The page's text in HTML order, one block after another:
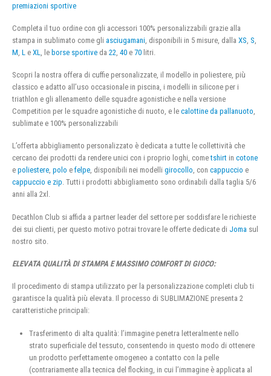
premiazioni sportive
Completa il tuo ordine con gli accessori 100% personalizzabili grazie alla
stampa in sublimato come gli asciugamani , disponibili in 5 misure, dalla XS S
M L e XL , le borse sportive da 22 40 e 70 litri.
Scopri la nostra offera di cuffie personalizzate, il modello in poliestere, più
classico e adatto all’uso occasionale in piscina, i modelli in silicone per i
triathlon e gli allenamento delle squadre agonistiche e nella versione
Competition per le squadre agonistiche di nuoto, e le calottine da pallanuoto,
sublimate e 100% personalizzabili
L’offerta abbigliamento personalizzato è dedicata a tutte le collettività che
cercano dei prodotti da rendere unici con i proprio loghi, cometshirt in cotone
e poliestere, polo e felpe, disponibili nei modelli girocollo, con cappuccio e
cappuccio e zip. Tutti i prodotti abbigliamento sono ordinabili dalla taglia 5/6
anni alla 2xl.
Decathlon Club si affida a partner leader del settore per soddisfare le richieste
dei sui clienti, per questo motivo potrai trovare le offerte dedicate di Joma sul
nostro sito.
ELEVATA QUALITÀ DI STAMPA E MASSIMO COMFORT DI GIOCO:
Il procedimento di stampa utilizzato per la personalizzazione completi club ti
garantisce la qualità più elevata. Il processo di SUBLIMAZIONE presenta 2
caratteristiche principali:
Trasferimento di alta qualità: l’immagine penetra letteralmente nello
strato superficiale del tessuto, consentendo in questo modo di ottenere
un prodotto perfettamente omogeneo a contatto con la pelle
(contrariamente alla tecnica del flocking, in cui l’immagine è applicata al